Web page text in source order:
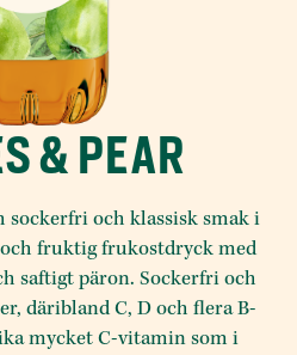
& PEAR
sockerfri och klassisk smak i
fruktig frukostdryck med
saftigt päron. Sockerfri och
däribland C, D och flera B-
mycket C-vitamin som i